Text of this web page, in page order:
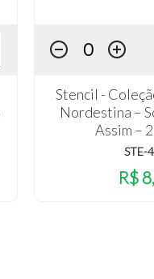
Stencil -
Nordestina –
Assim –
STE-
R$